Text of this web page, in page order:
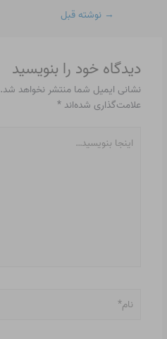
→ نوشته قبل
دیدگاه‌ خود را بنویسید
نشانی ایمیل شما منتشر نخواهد شد.
علامت‌گذاری شده‌اند *
بنویسید…